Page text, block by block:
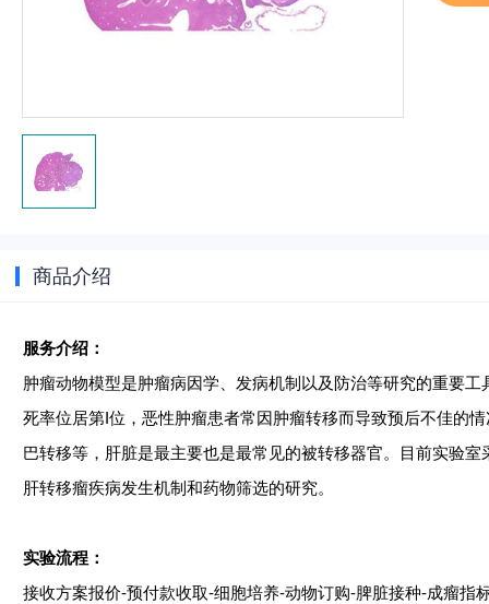
商品介绍
服务介绍：
肿瘤动物模型是肿瘤病因学、发病机制以及防治等研究的重要
死率位居第I位，恶性肿瘤患者常因肿瘤转移而导致预后不佳的
巴转移等，肝脏是最主要也是最常见的被转移器官。目前实验
肝转移瘤疾病发生机制和药物筛选的研究。
实验流程：
接收方案报价-预付款收取-细胞培养-动物订购-脾脏接种-成瘤指